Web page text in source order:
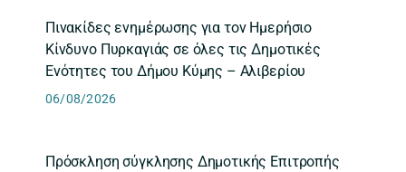
Πινακίδες ενημέρωσης για τον Ημερήσιο
Κίνδυνο Πυρκαγιάς σε όλες τις Δημοτικές
Ενότητες του Δήμου Κύμης – Αλιβερίου
06/08/2026
Πρόσκληση σύγκλησης Δημοτικής Επιτροπής